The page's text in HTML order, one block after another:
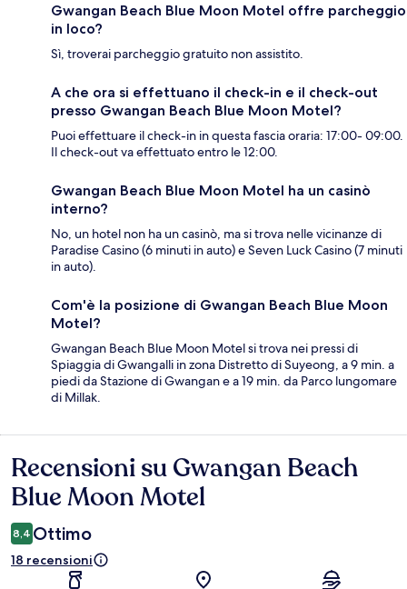
Gwangan Beach Blue Moon Motel offre parcheggio
in loco?
Sì, troverai parcheggio gratuito non assistito.
A che ora si effettuano il check-in e il check-out
presso Gwangan Beach Blue Moon Motel?
Puoi effettuare il check-in in questa fascia oraria: 17:00- 09:00.
Il check-out va effettuato entro le 12:00.
Gwangan Beach Blue Moon Motel ha un casinò
interno?
No, un hotel non ha un casinò, ma si trova nelle vicinanze di
Paradise Casino (6 minuti in auto) e Seven Luck Casino (7 minuti
in auto).
Com'è la posizione di Gwangan Beach Blue Moon
Motel?
Gwangan Beach Blue Moon Motel si trova nei pressi di
Spiaggia di Gwangalli in zona Distretto di Suyeong, a 9 min. a
piedi da Stazione di Gwangan e a 19 min. da Parco lungomare
di Millak.
Recensioni
Recensioni su Gwangan Beach
Blue Moon Motel
8,4 Ottimo
18 recensioni